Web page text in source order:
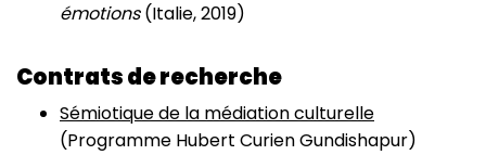
émotions(Italie, 2019)
Contrats de recherche
Sémiotique de la médiation culturelle
(Programme Hubert Curien Gundishapur)